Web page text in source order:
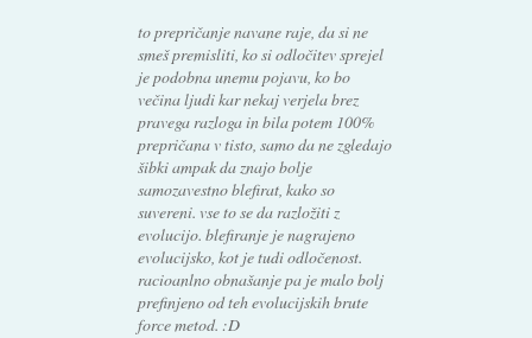
to prepričanje navane raje, da si ne
smeš premisliti, ko si odločitev sprejel
je podobna unemu pojavu, ko bo
večina ljudi kar nekaj verjela brez
pravega razloga in bila potem 100%
prepričana v tisto, samo da ne zgledajo
šibki ampak da znajo bolje
samozavestno blefirat, kako so
suvereni. vse to se da razložiti z
evolucijo. blefiranje je nagrajeno
evolucijsko, kot je tudi odločenost.
racioanlno obnašanje pa je malo bolj
prefinjeno od teh evolucijskih brute
force metod. :D